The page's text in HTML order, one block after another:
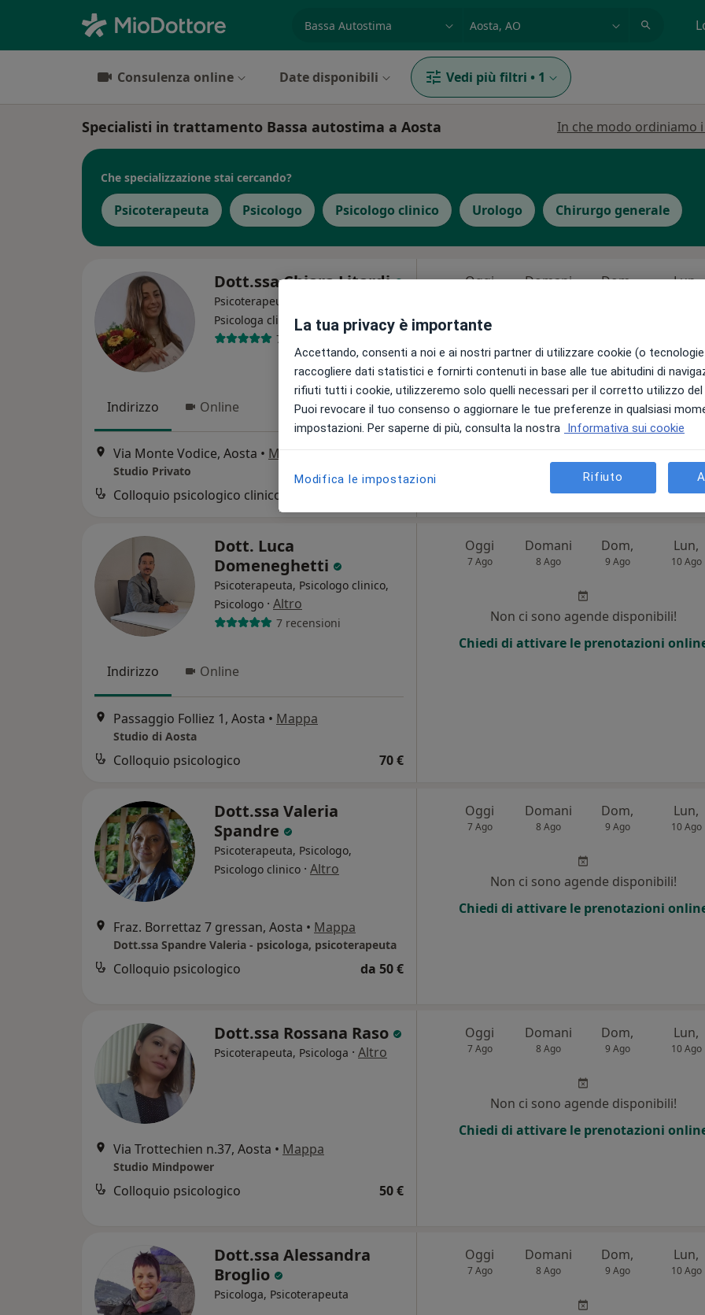
Consulenza online Date disponibili Vedi più filtri • 1
Specialisti in trattamento Bassa autostima a Aosta In che modo ordiniamo
Che specializzazione stai cercando?
Psicoterapeuta Psicologo Psicologo clinico Urologo Chirurgo generale
Dott.ssa Chiara Litardi
Psicoterapeuta, Psicologa,
Psicologa clinica ·Altro
7 recensioni
Indirizzo Online
Via Monte Vodice, Aosta • Mappa
Studio Privato
Colloquio psicologico clinico
Oggi Domani Dom, Lun,
Non ci sono agende disponibili!
Chiedi di attivare le prenotazioni
Dott. Luca
Domeneghetti
Psicoterapeuta, Psicologo clinico,
Psicologo · Altro
7 recensioni
Indirizzo Online
Passaggio Folliez 1, Aosta • Mappa
Studio di Aosta
Colloquio psicologico 70 €
Oggi
7 Ago
Domani
8 Ago
Dom,
9 Ago
Lun,
10 Ago
Non ci sono agende disponibili!
Chiedi di attivare le prenotazioni
Dott.ssa Valeria
Spandre
Psicoterapeuta, Psicologo,
Psicologo clinico · Altro
Fraz. Borrettaz 7 gressan, Aosta • Mappa
Dott.ssa Spandre Valeria - psicologa, psicoterapeuta
Colloquio psicologico da 50 €
Oggi
7 Ago
Domani
8 Ago
Dom,
9 Ago
Lun,
10 Ago
Non ci sono agende disponibili!
Chiedi di attivare le prenotazioni
Dott.ssa Rossana Raso
Psicoterapeuta, Psicologa · Altro
Via Trottechien n.37, Aosta • Mappa
Studio Mindpower
Colloquio psicologico 50 €
Oggi
7 Ago
Domani
8 Ago
Dom,
9 Ago
Lun,
10 Ago
Non ci sono agende disponibili!
Chiedi di attivare le prenotazioni
Dott.ssa Alessandra
Broglio
Psicologa, Psicoterapeuta
Oggi
7 Ago
Domani
8 Ago
Dom,
9 Ago
Lun,
10 Ago
La tua privacy è importante
Accettando, consenti a noi e ai nostri partner di utilizzare cookie (o
raccogliere dati statistici e fornirti contenuti in base alle tue abitudini di
rifiuti tutti i cookie, utilizzeremo solo quelli necessari per il corretto utilizzo
Puoi revocare il tuo consenso o aggiornare le tue preferenze in qualsiasi
impostazioni. Per saperne di più, consulta la nostra Informativa sui cookie
Modifica le impostazioni Rifiuto